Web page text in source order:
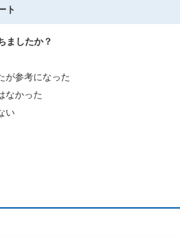
ト
ましたか？
が参考になった
なかった
い